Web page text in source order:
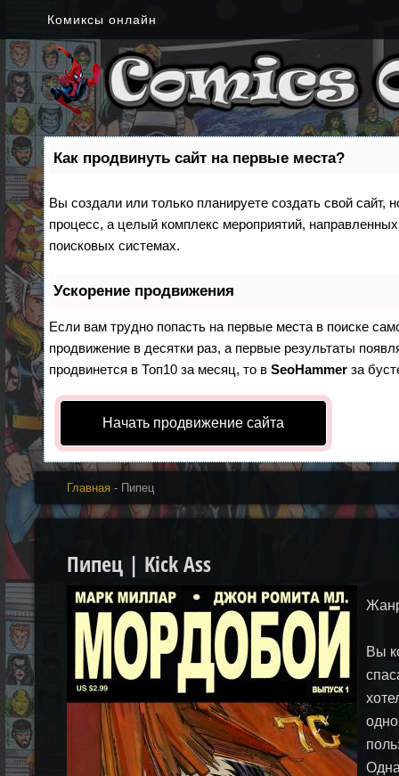
Комиксы онлайн
Как продвинуть сайт на первые места?
Вы создали или только планируете создать свой сайт,
процесс, а целый комплекс мероприятий,
поисковых системах.
Ускорение продвижения
Если вам трудно попасть на первые места в поиске
продвижение в десятки раз, а первые результаты
продвинется в Топ10 за месяц, то вSeoHammer за
Начать продвижение сайта
Главная - Пипец
Пипец | Kick Ass
Вы